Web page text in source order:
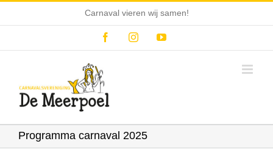
Carnaval vieren wij samen!
FacebookInstagramYouTube
Programma carnaval 2025